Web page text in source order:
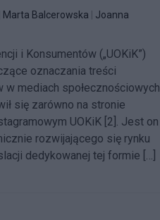
Marta Balcerowska
Joanna
i Konsumentów („UOKiK”)
oznaczania treści
mediach społecznościowych
się zarówno na stronie
UOKiK [2]. Jest on
rozwijającego się rynku
dedykowanej tej formie […]